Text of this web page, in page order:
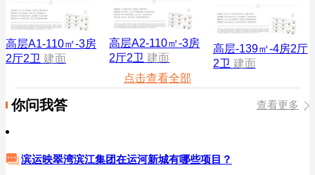
高层A1-110㎡-3房
2厅2卫 建面
高层A2-110㎡-3房
2厅2卫 建面
高层-139㎡-4房2厅
2卫 建面
点击查看全部
你问我答 查看更多
滨运映翠湾滨江集团在运河新城有哪些项目？